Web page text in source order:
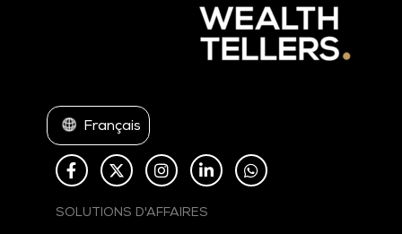
Français
SOLUTIONS D'AFFAIRES